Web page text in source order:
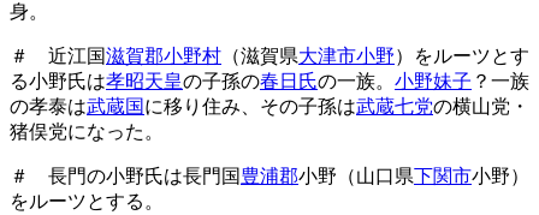
身。
＃ 近江国滋賀郡小野村 （滋賀県大津市小野）をルーツとす
る小野氏は孝昭天皇の子孫の春日氏の一族。 小野妹子 ？一族
の孝泰は武蔵国に移り住み、その子孫は武蔵七党の横山党・
猪俣党になった。
＃ 長門の小野氏は長門国豊浦郡小野（山口県下関市小野）
をルーツとする。